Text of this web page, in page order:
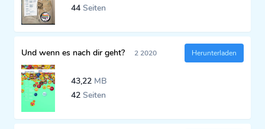
44 Seiten
Und wenn es nach dir geht? 2 2020
43,22 MB
42 Seiten
Herunterladen